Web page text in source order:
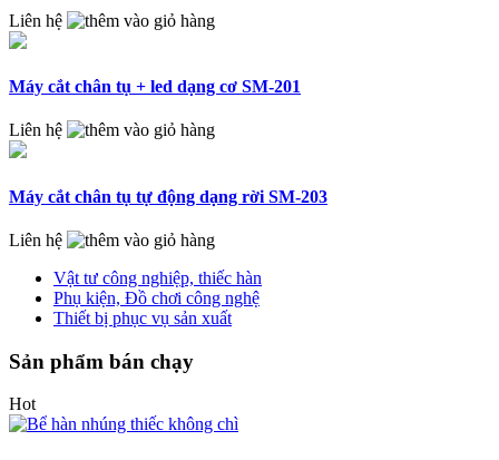
Liên hệ
Máy cắt chân tụ + led dạng cơ SM-201
Liên hệ
Máy cắt chân tụ tự động dạng rời SM-203
Liên hệ
Vật tư công nghiệp, thiếc hàn
Phụ kiện, Đồ chơi công nghệ
Thiết bị phục vụ sản xuất
Sản phẩm bán chạy
Hot